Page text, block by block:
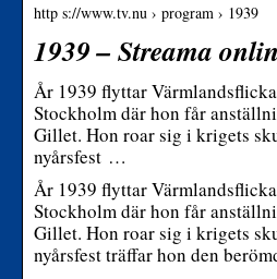
http s://www.tv.nu › program › 1939
1939 – Streama
År 1939 flyttar
Stockholm där hon får
Gillet. Hon roar sig i krigets
nyårsfest …
År 1939 flyttar
Stockholm där hon får
Gillet. Hon roar sig i krigets
nyårsfest träffar hon den